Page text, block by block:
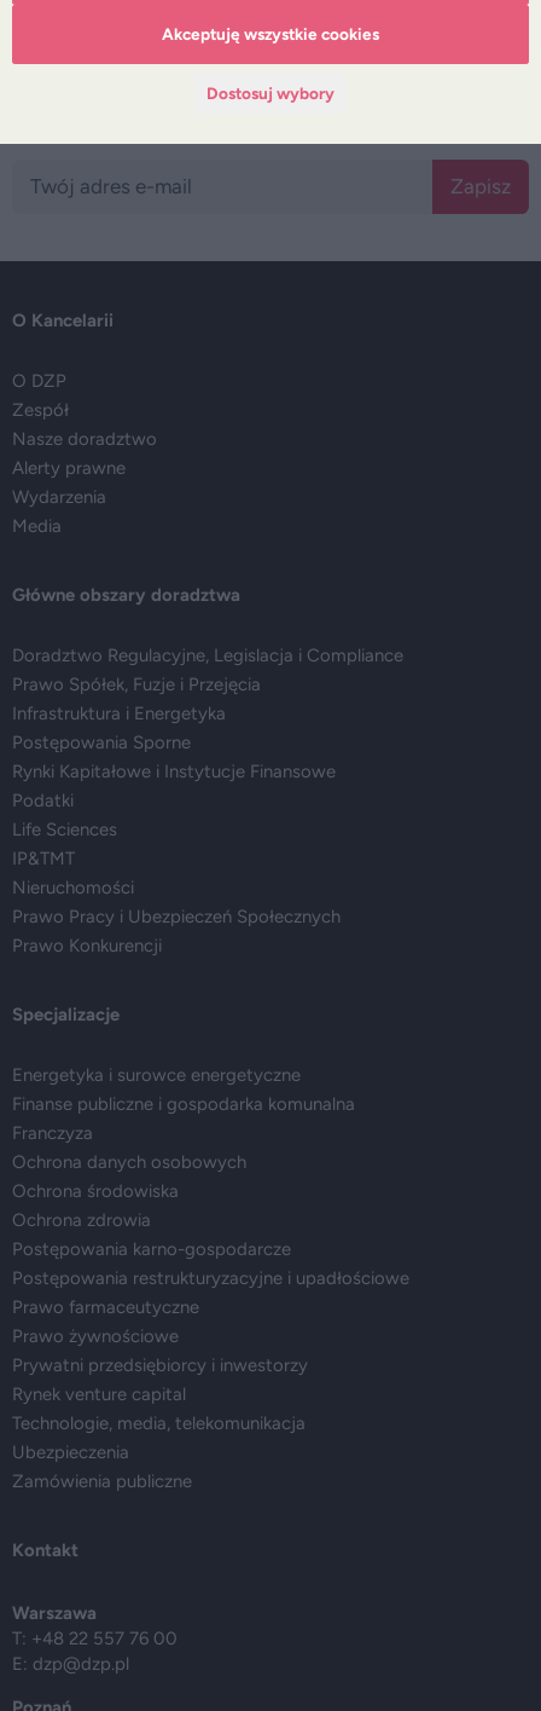
Zapisz
O Kancelarii
O DZP
Zespół
Nasze doradztwo
Alerty prawne
Wydarzenia
Media
Główne obszary doradztwa
Doradztwo Regulacyjne, Legislacja i Compliance
Prawo Spółek, Fuzje i Przejęcia
Infrastruktura i Energetyka
Postępowania Sporne
Rynki Kapitałowe i Instytucje Finansowe
Podatki
Life Sciences
IP&TMT
Nieruchomości
Prawo Pracy i Ubezpieczeń Społecznych
Prawo Konkurencji
Specjalizacje
Energetyka i surowce energetyczne
Finanse publiczne i gospodarka komunalna
Franczyza
Ochrona danych osobowych
Ochrona środowiska
Ochrona zdrowia
Postępowania karno-gospodarcze
Postępowania restrukturyzacyjne i upadłościowe
Prawo farmaceutyczne
Prawo żywnościowe
Prywatni przedsiębiorcy i inwestorzy
Rynek venture capital
Technologie, media, telekomunikacja
Ubezpieczenia
Zamówienia publiczne
Kontakt
Warszawa
T: +48 22 557 76 00
E: dzp@dzp.pl
Akceptuję wszystkie cookies
Dostosuj wybory